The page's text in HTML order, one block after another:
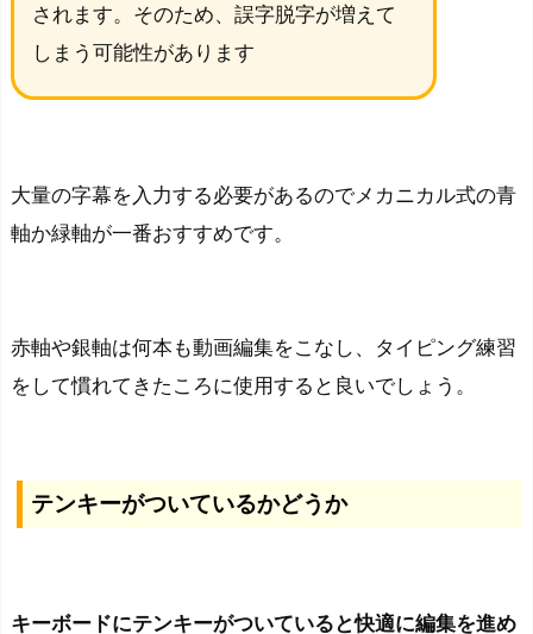
されます。そのため、誤字脱字が増えて
しまう可能性があります
大量の字幕を入力する必要があるのでメカニカル式の青
軸か緑軸が一番おすすめです。
赤軸や銀軸は何本も動画編集をこなし、タイピング練習
をして慣れてきたころに使用すると良いでしょう。
テンキーがついているかどうか
キーボードにテンキーがついていると快適に編集を進め